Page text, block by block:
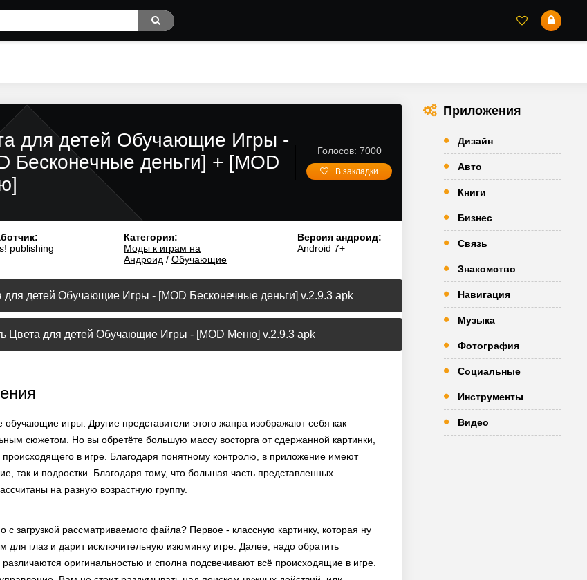
для детей Обучающие Игры -
Бесконечные деньги] + [MOD
Голосов: 7000
В закладки
publishing
Категория:
Моды к играм на
Андроид / Обучающие
Версия андроид:
Android 7+
для детей Обучающие Игры - [MOD Бесконечные деньги] v.2.9.3 apk
Цвета для детей Обучающие Игры - [MOD Меню] v.2.9.3 apk
обучающие игры. Другие представители этого жанра изображают себя как
сюжетом. Но вы обретёте большую массу восторга от сдержанной картинки,
в игре. Благодаря понятному контролю, в приложение имеют
так и подростки. Благодаря тому, что большая часть представленных
на разную возрастную группу.
с загрузкой рассматриваемого файла? Первое - классную картинку, которая ну
для глаз и дарит исключительную изюминку игре. Далее, надо обратить
оригинальностью и сполна подсвечивают всё происходящие в игре.
Приложения
Дизайн
Авто
Книги
Бизнес
Связь
Знакомство
Навигация
Музыка
Фотография
Социальные
Инструменты
Видео